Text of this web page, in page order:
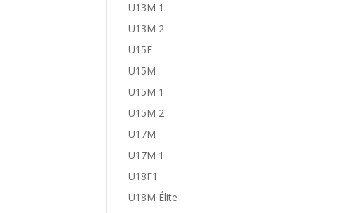
U13M 1
U13M 2
U15F
U15M
U15M 1
U15M 2
U17M
U17M 1
U18F1
U18M Élite